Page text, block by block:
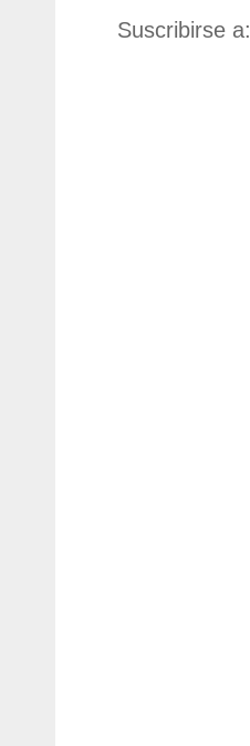
Suscribirse a: